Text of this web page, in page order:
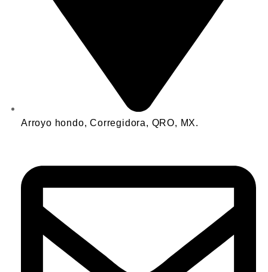
Arroyo hondo, Corregidora, QRO, MX.